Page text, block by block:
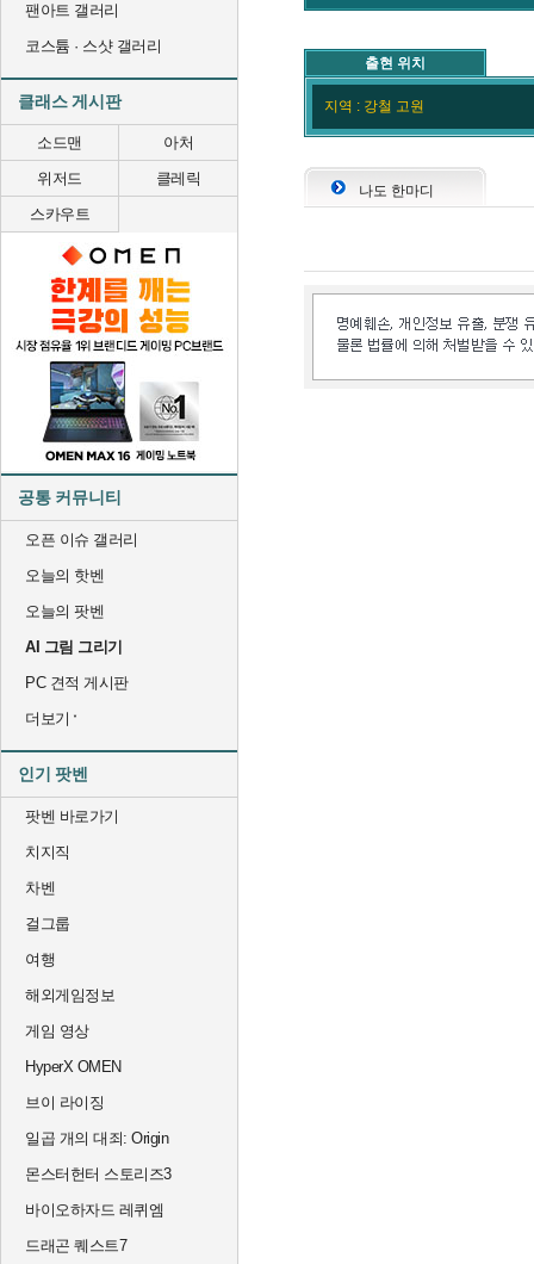
팬아트 갤러리
코스튬 · 스샷 갤러리
클래스 게시판
소드맨
아처
위저드
클레릭
스카우트
공통 커뮤니티
오픈 이슈 갤러리
오늘의 핫벤
오늘의 팟벤
AI 그림 그리기
PC 견적 게시판
더보기
인기 팟벤
팟벤 바로가기
치지직
차벤
걸그룹
여행
해외게임정보
게임 영상
HyperX OMEN
브이 라이징
일곱 개의 대죄: Origin
몬스터헌터 스토리즈3
바이오하자드 레퀴엠
드래곤 퀘스트7
출현 위치
지역 : 강철 고원
나도 한마디